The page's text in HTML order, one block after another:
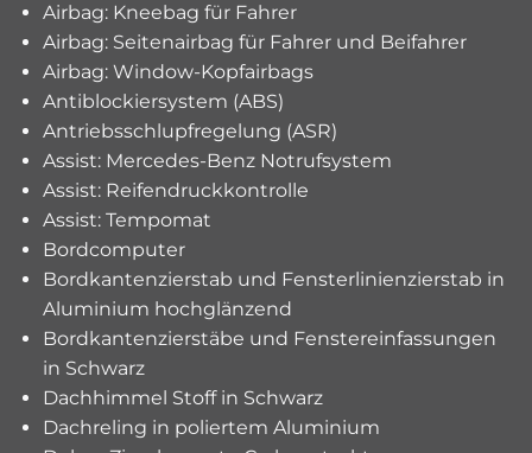
Airbag: Kneebag für Fahrer
Airbag: Seitenairbag für Fahrer und Beifahrer
Airbag: Window-Kopfairbags
Antiblockiersystem (ABS)
Antriebsschlupfregelung (ASR)
Assist: Mercedes-Benz Notrufsystem
Assist: Reifendruckkontrolle
Assist: Tempomat
Bordcomputer
Bordkantenzierstab und Fensterlinienzierstab in
Aluminium hochglänzend
Bordkantenzierstäbe und Fenstereinfassungen
in Schwarz
Dachhimmel Stoff in Schwarz
Dachreling in poliertem Aluminium